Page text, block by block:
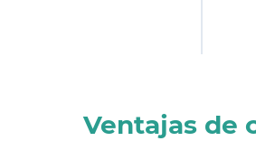
Ventajas de